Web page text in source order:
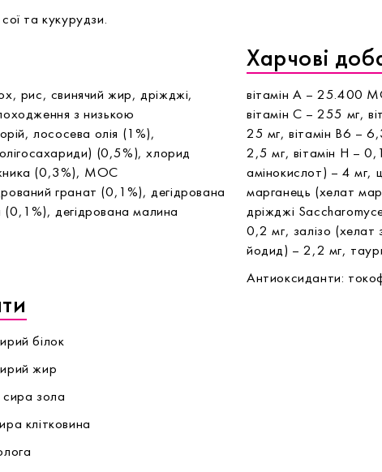
та кукурудзи.
рис, свинячий жир, дріжджі,
з низькою
лососева олія (1%),
(0,5%), хлорид
(0,3%), МОС
гранат (0,1%), дегідрована
дегідрована малина
Харчові
вітамін А – 25.400
вітамін С – 255 мг,
25 мг, вітамін В6 –
2,5 мг, вітамін Н –
амінокислот) – 4 мг,
марганець (хелат
дріжджі
0,2 мг, залізо (хелат
йодид) – 2,2 мг,
Антиоксиданти:
білок
жир
зола
клітковина